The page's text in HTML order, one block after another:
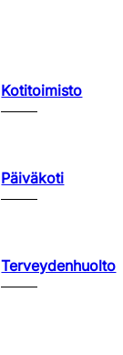
Kotitoimisto
Päiväkoti
Terveydenhuolto